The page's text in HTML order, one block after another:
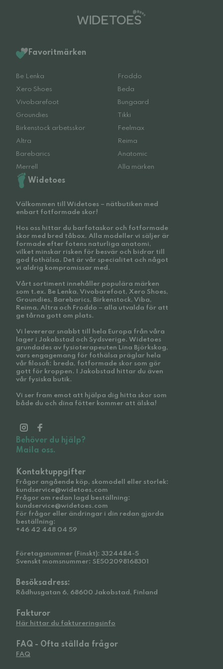
Favoritmärken
Be Lenka
Froddo
Xero Shoes
Beda
Vivobarefoot
Bungaard
Groundies
Tikki
Birkenstock arbetsskor
Feelmax
Altra
Reima
Barebarics
Anatomic
Merrell
Alla märken
Widetoes
Välkommen till Widetoes – nätbutiken med
enbart fotformade skor!
Hos oss hittar du barfotaskor och fotformade
skor med bred tåbox. Alla modeller vi säljer är
formade efter fotens naturliga anatomi,
vilket minskar risken för besvär och bidrar till
god fothälsa. Det är vår specialitet och något
vi aldrig kompromissar med.
Vårt sortiment innehåller populära märken
som t.ex. Be Lenka, Vivobarefoot, Xero Shoes,
Groundies, Barebarics, Birkenstock, Viba,
Reima, Altra och Froddo – alla utvalda för att
ge tårna gott om plats.
Vi levererar snabbt till hela Europa från våra
lager i Jakobstad och Sydsverige. Widetoes
grundades av fysioterapeuten Lina Björkskog,
vars engagemang för fothälsa präglar hela
vår filosofi: breda, fotformade skor som gör
gott för kroppen. I Jakobstad hittar du även
vår fysiska butik.
Vi ser fram emot att hjälpa dig hitta skor som
både du och dina fötter kommer att älska!
Behöver du hjälp?
Maila oss.
Kontaktuppgifter
Frågor angående köp, skomodell eller storlek:
kundservice@widetoes.com
Frågor om redan lagd beställning:
kundservice@widetoes.com
För frågor eller ändringar i din redan gjorda
beställning:
+46 42 448 04 59
Företagsnummer (Finskt): 3324484-5
Svenskt momsnummer: SE502098168301
Besöksadress:
Rådhusgatan 6, 68600 Jakobstad, Finland
Fakturor
Här hittar du faktureringsinfo
FAQ - Ofta ställda frågor
FAQ